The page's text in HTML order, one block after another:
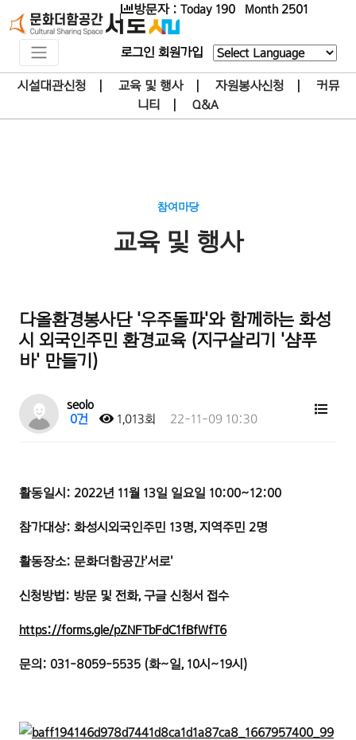
방문자 : Today 190 Month 2501
로그인 회원가입
Powered by
시설대관신청| 교육 및 행사| 자원봉사신청| 커뮤
니티
Q&A
참여마당
교육 및 행사
다올환경봉사단 '우주돌파'와 함께하는 화성
시 외국인주민 환경교육 (지구살리기 '샴푸
바' 만들기)
seolo
0건
1,013회 22-11-09 10:30
활동일시: 2022년 11월 13일 일요일 10:00~12:00
참가대상: 화성시외국인주민 13명, 지역주민 2명
활동장소: 문화더함공간'서로'
신청방법: 방문 및 전화, 구글 신청서 접수
https://forms.gle/pZNFTbFdC1fBfWfT6
문의: 031-8059-5535 (화~일, 10시~19시)